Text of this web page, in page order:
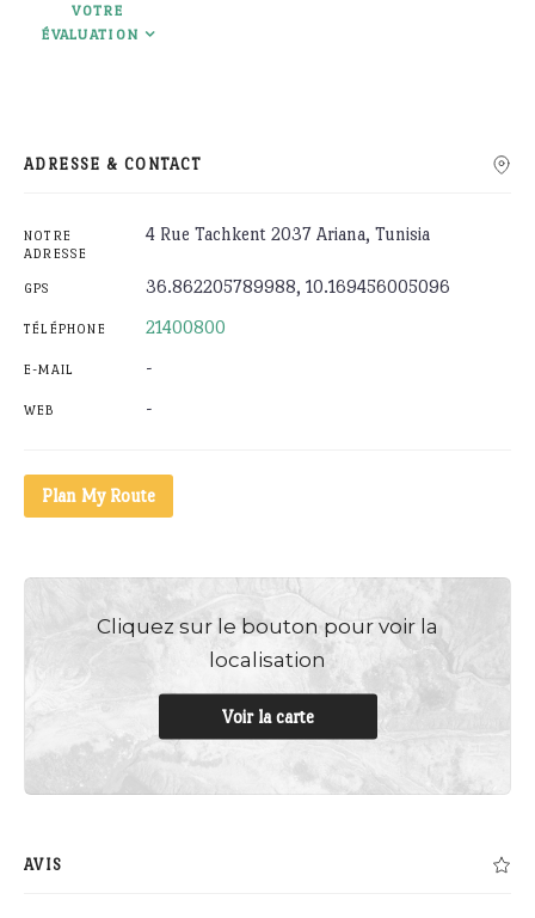
VOTRE
ÉVALUATION
ADRESSE & CONTACT
NOTRE
ADRESSE
4 Rue Tachkent 2037 Ariana, Tunisia
GPS 36.862205789988, 10.169456005096
TÉLÉPHONE 21400800
E-MAIL -
WEB -
Plan My Route
Cliquez sur le bouton pour voir la
localisation
Voir la carte
AVIS